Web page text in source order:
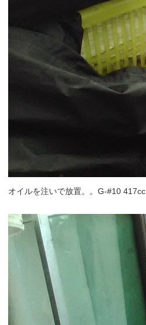
オイルを注いで放置。。G-#10 417cc